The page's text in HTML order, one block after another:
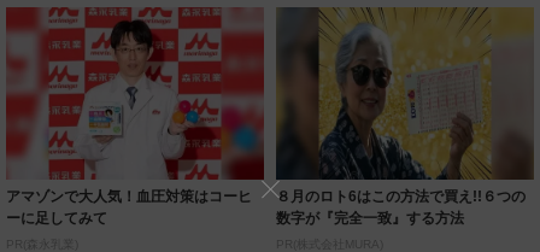
アマゾンで大人気！血圧対策はコーヒ
ーに足してみて
PR(森永乳業)
８月のロト6はこの方法で買え!!６つの
数字が『完全一致』する方法
PR(株式会社MURA)